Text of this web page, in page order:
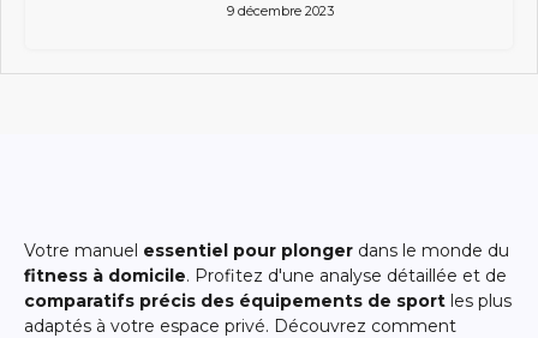
9 décembre 2023
Votre manuel essentiel pour plonger dans le monde du
fitness à domicile. Profitez d'une analyse détaillée et de
comparatifs précis des équipements de sport les plus
adaptés à votre espace privé. Découvrez comment